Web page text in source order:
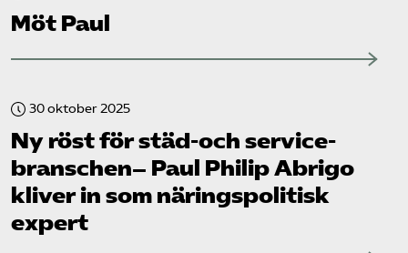
Möt Paul
30 oktober 2025
Ny röst för städ-och service­
branschen– Paul Philip Abrigo
kliver in som näringspolitisk
expert